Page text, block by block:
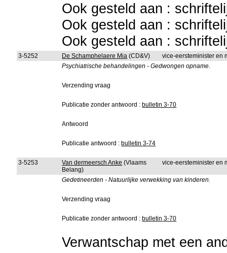
Ook gesteld aan :
Ook gesteld aan :
Ook gesteld aan :
3-5252 De Schamphelaere Mia (CD&V)
vice-eersteminister en
Psychiatrische behandelingen - Gedwongen opname.
Verzending vraag
Publicatie zonder antwoord : bulletin 3-70
Antwoord
Publicatie antwoord : bulletin 3-74
3-5253 Van dermeersch Anke (Vlaams
Belang)
vice-eersteminister en
Gedetineerden - Natuurlijke verwekking van kinderen.
Verzending vraag
Publicatie zonder antwoord : bulletin 3-70
Verwantschap met een